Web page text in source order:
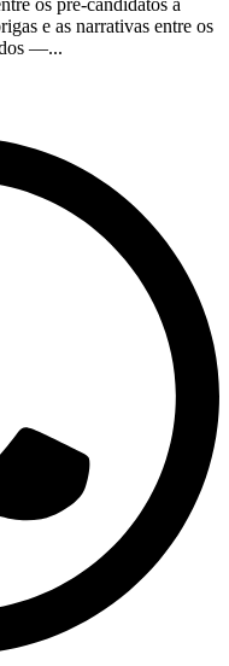
os pré-candidatos à
e as narrativas entre os
—...